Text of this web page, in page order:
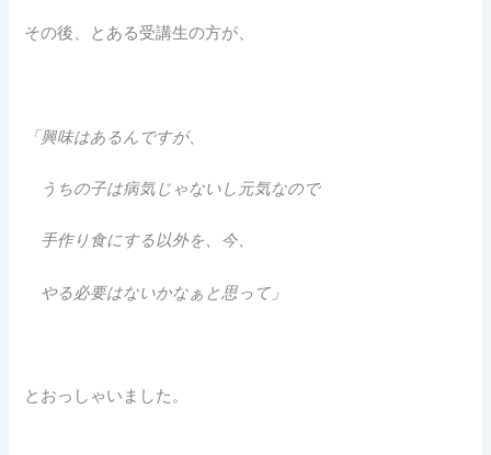
その後、とある受講生の方が、
「興味はあるんですが、
うちの子は病気じゃないし元気なので
手作り食にする以外を、今、
やる必要はないかなぁと思って」
とおっしゃいました。